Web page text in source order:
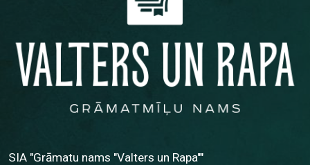
SIA "Grāmatu nams "Valters un Rapa""